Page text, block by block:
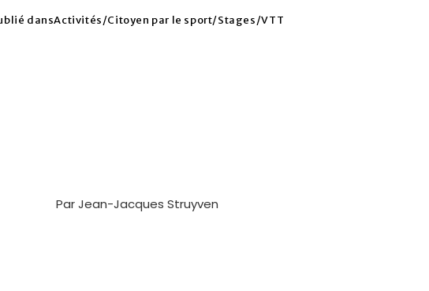
dansActivités/Citoyen par le sport/Stages/VTT
ParJean-Jacques Struyven